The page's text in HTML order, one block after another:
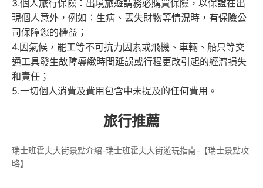
3.個人旅行保險：出境旅遊請務必購買保險，以保證在出
現個人意外，例如：生病、丟失財物等情況時，有保險公
司保障您的權益；
4.因氣候，罷工等不可抗力因素或飛機、車輛、船只等交
通工具發生故障導緻時間延誤或行程更改引起的經濟損失
和責任；
5.一切個人消費及費用包含中未提及的任何費用。
旅行推薦
瑞士班霍夫大街景點介紹-瑞士班霍夫大街遊玩指南-【瑞士景點攻
略】